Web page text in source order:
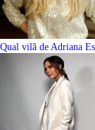
Qual vilã de Adriana